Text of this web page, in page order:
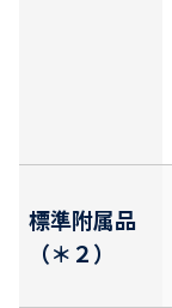
標準附属品
（＊２）